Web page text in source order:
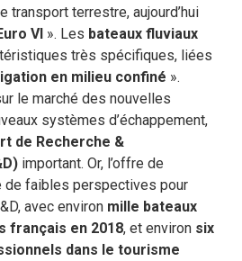
transport terrestre, aujourd’hui
VI ». Les bateaux fluviaux
très spécifiques, liées
en milieu confiné ».
le marché des nouvelles
systèmes d’échappement,
de Recherche &
important. Or, l’offre de
de faibles perspectives pour
avec environ mille bateaux
français en 2018, et environ six
dans le tourisme